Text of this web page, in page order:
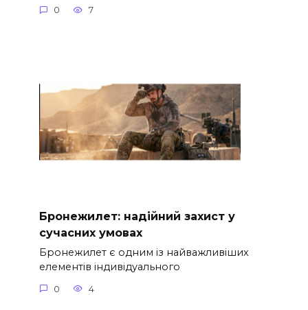
0 7
Бронежилет: надійний захист у
сучасних умовах
Бронежилет є одним із найважливіших
елементів індивідуального
0 4